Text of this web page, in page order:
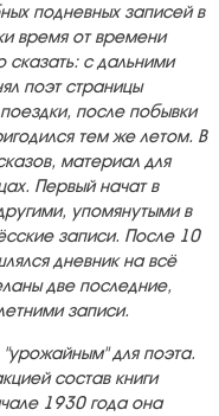
подневных записей в
время от времени
сказать: с дальними
поэт страницы
после побывки
тем же летом. В
материал для
Первый начат в
упомянутыми в
записи. После 10
дневник на всё
две последние,
записи.
для поэта.
состав книги
1930 года она